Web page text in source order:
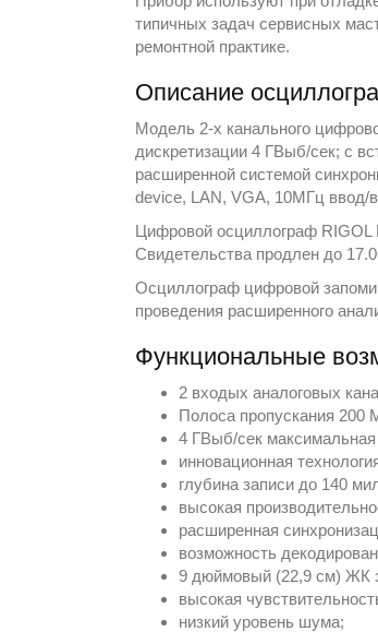
типичных задач сервисных
ремонтной практике.
Описание
Модель 2-х канального
дискретизации 4 ГВыб/сек; с
расширенной системой
device, LAN, VGA, 10МГц ввод/
Цифровой осциллограф RIGOL
Свидетельства продлен до
Осциллограф цифровой
проведения расширенного
Функциональные
2 входых аналоговых
Полоса пропускания 200
4 ГВыб/сек максимальная
инновационная
глубина записи до 140
высокая
расширенная
возможность
9 дюймовый (22,9 см) ЖК
высокая
низкий уровень шума;